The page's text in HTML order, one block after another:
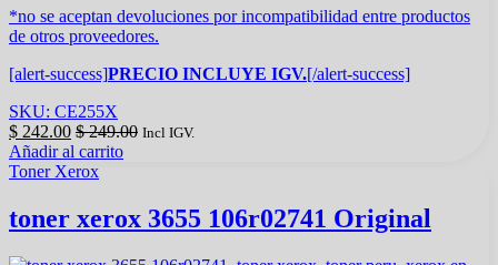
*no se aceptan devoluciones por incompatibilidad entre productos
de otros proveedores.
[alert-success]PRECIO INCLUYE IGV.[/alert-success]
SKU: CE255X
$ 242.00 $249.00 Incl IGV.
Añadir al carrito
Toner Xerox
toner xerox 3655 106r02741 Original